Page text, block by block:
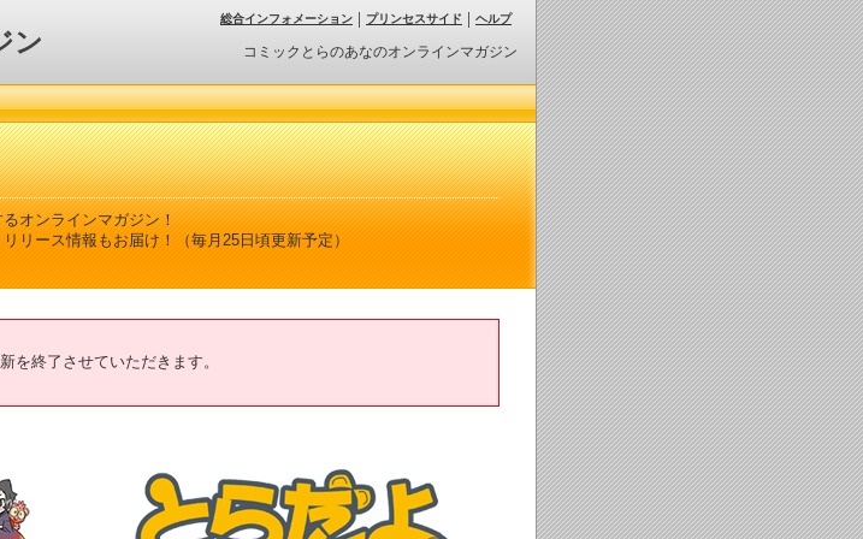
ン コミックとらのあなのオンラインマガジン
総合インフォメーション プリンセスサイド ヘルプ
オンラインマガジン！
リース情報もお届け！（毎月25日頃更新予定）
を終了させていただきます。